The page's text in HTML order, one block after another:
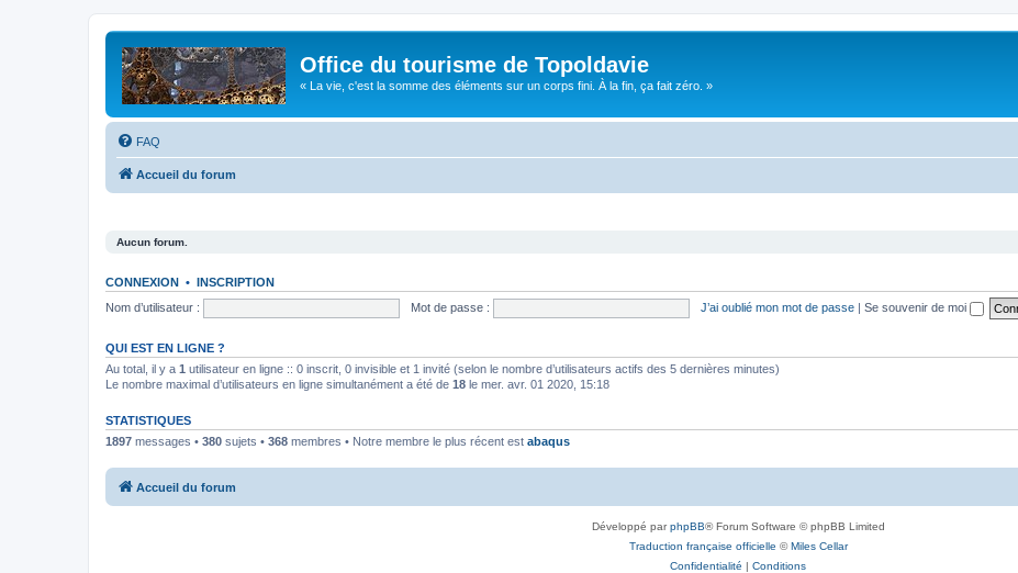
Office du tourisme de Topoldavie
« La vie, c'est la somme des éléments sur un corps fini. À la fin, ça fait zéro. »
FAQ
Accueil du forum
Aucun forum.
CONNEXION • INSCRIPTION
Nom d’utilisateur :
Mot de passe : J’ai oublié mon mot de passe | Se souvenir de moi
QUI EST EN LIGNE ?
Au total, il y a 1 utilisateur en ligne :: 0 inscrit, 0 invisible et 1 invité (selon le nombre d’utilisateurs actifs des 5 dernières minutes)
Le nombre maximal d’utilisateurs en ligne simultanément a été de 18 le mer. avr. 01 2020, 15:18
STATISTIQUES
1897 messages • 380 sujets • 368 membres • Notre membre le plus récent est abaqus
Accueil du forum
Développé parphpBB® Forum Software © phpBB Limited
Traduction française officielle ©Miles Cellar
Confidentialité | Conditions